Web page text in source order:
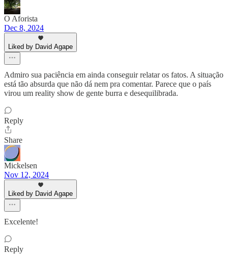
O Aforista
Dec 8, 2024
Liked by David Agape
Admiro sua paciência em ainda conseguir relatar os fatos. A situação
está tão absurda que não dá nem pra comentar. Parece que o país
virou um reality show de gente burra e desequilibrada.
Reply
Share
Mickelsen
Nov 12, 2024
Liked by David Agape
Excelente!
Reply